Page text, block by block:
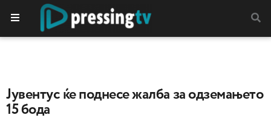
Јувентус ќе поднесе жалба за одземањето
15 бода